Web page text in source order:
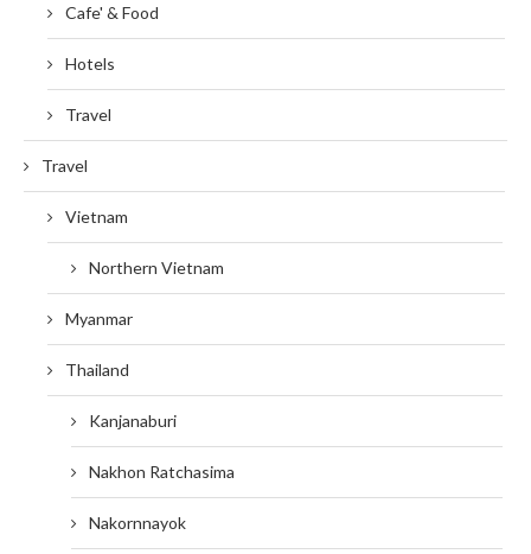
Cafe' & Food
Hotels
Travel
Travel
Vietnam
Northern Vietnam
Myanmar
Thailand
Kanjanaburi
Nakhon Ratchasima
Nakornnayok